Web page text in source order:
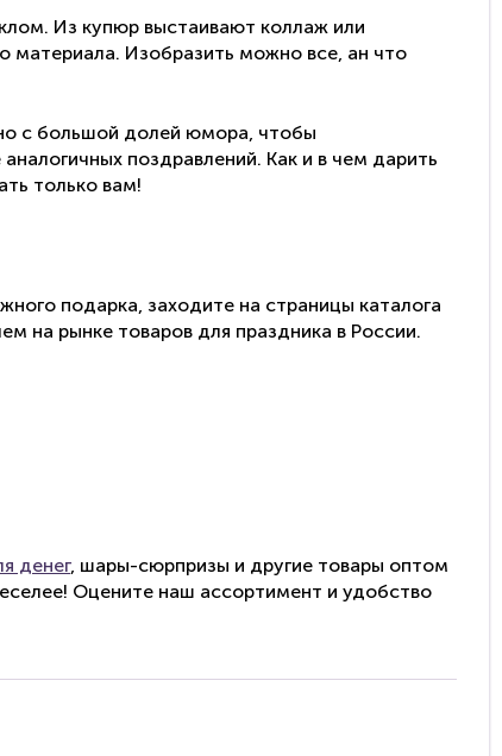
Из купюр выстаивают коллаж или
материала. Изобразить можно все, ан что
с большой долей юмора, чтобы
поздравлений. Как и в чем дарить
только вам!
подарка, заходите на страницы каталога
на рынке товаров для праздника в России.
денег, шары-сюрпризы и другие товары оптом
Оцените наш ассортимент и удобство